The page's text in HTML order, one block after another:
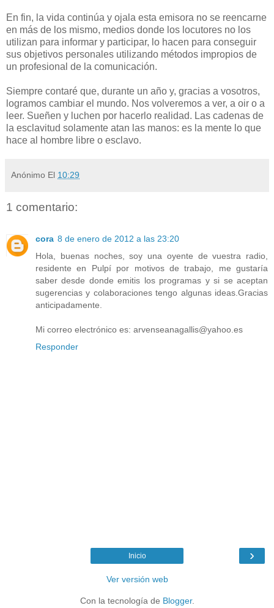
En fin, la vida continúa y ojala esta emisora no se reencarne
en más de los mismo, medios donde los locutores no los
utilizan para informar y participar, lo hacen para conseguir
sus objetivos personales utilizando métodos impropios de
un profesional de la comunicación.
Siempre contaré que, durante un año y, gracias a vosotros,
logramos cambiar el mundo. Nos volveremos a ver, a oir o a
leer. Sueñen y luchen por hacerlo realidad. Las cadenas de
la esclavitud solamente atan las manos: es la mente lo que
hace al hombre libre o esclavo.
Anónimo El 10:29
1 comentario:
cora 8 de enero de 2012 a las 23:20
Hola, buenas noches, soy una oyente de vuestra radio,
residente en Pulpí por motivos de trabajo, me gustaría
saber desde donde emitis los programas y si se aceptan
sugerencias y colaboraciones tengo algunas ideas.Gracias
anticipadamente.
Mi correo electrónico es: arvenseanagallis@yahoo.es
Responder
›
Inicio
Ver versión web
Con la tecnología de Blogger.